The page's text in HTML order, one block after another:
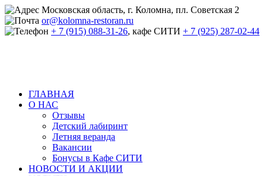
Московская область, г. Коломна, пл. Советская 2
or@kolomna-restoran.ru
+ 7 (915) 088-31-26, кафе СИТИ + 7 (925) 287-02-44
ГЛАВНАЯ
О НАС
Отзывы
Детский лабиринт
Летняя веранда
Вакансии
Бонусы в Кафе СИТИ
НОВОСТИ И АКЦИИ